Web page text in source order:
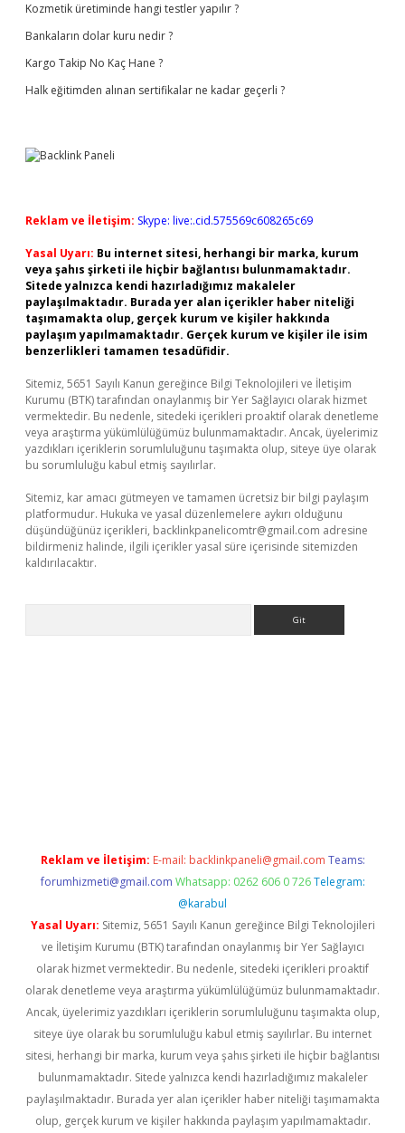
Kozmetik üretiminde hangi testler yapılır ?
Bankaların dolar kuru nedir ?
Kargo Takip No Kaç Hane ?
Halk eğitimden alınan sertifikalar ne kadar geçerli ?
Reklam ve İletişim: Skype: live:.cid.575569c608265c69
Yasal Uyarı: Bu internet sitesi, herhangi bir marka, kurum
veya şahıs şirketi ile hiçbir bağlantısı bulunmamaktadır.
Sitede yalnızca kendi hazırladığımız makaleler
paylaşılmaktadır. Burada yer alan içerikler haber niteliği
taşımamakta olup, gerçek kurum ve kişiler hakkında
paylaşım yapılmamaktadır. Gerçek kurum ve kişiler ile isim
benzerlikleri tamamen tesadüfidir.
Sitemiz, 5651 Sayılı Kanun gereğince Bilgi Teknolojileri ve İletişim
Kurumu (BTK) tarafından onaylanmış bir Yer Sağlayıcı olarak hizmet
vermektedir. Bu nedenle, sitedeki içerikleri proaktif olarak denetleme
veya araştırma yükümlülüğümüz bulunmamaktadır. Ancak, üyelerimiz
yazdıkları içeriklerin sorumluluğunu taşımakta olup, siteye üye olarak
bu sorumluluğu kabul etmiş sayılırlar.
Sitemiz, kar amacı gütmeyen ve tamamen ücretsiz bir bilgi paylaşım
platformudur. Hukuka ve yasal düzenlemelere aykırı olduğunu
düşündüğünüz içerikleri, backlinkpanelicomtr@gmail.com adresine
bildirmeniz halinde, ilgili içerikler yasal süre içerisinde sitemizden
kaldırılacaktır.
Reklam ve İletişim: E-mail: backlinkpaneli@gmail.com Teams:
forumhizmeti@gmail.com Whatsapp: 0262 606 0 726 Telegram:
@karabul
Yasal Uyarı: Sitemiz, 5651 Sayılı Kanun gereğince Bilgi Teknolojileri
ve İletişim Kurumu (BTK) tarafından onaylanmış bir Yer Sağlayıcı
olarak hizmet vermektedir. Bu nedenle, sitedeki içerikleri proaktif
olarak denetleme veya araştırma yükümlülüğümüz bulunmamaktadır.
Ancak, üyelerimiz yazdıkları içeriklerin sorumluluğunu taşımakta olup,
siteye üye olarak bu sorumluluğu kabul etmiş sayılırlar. Bu internet
sitesi, herhangi bir marka, kurum veya şahıs şirketi ile hiçbir bağlantısı
bulunmamaktadır. Sitede yalnızca kendi hazırladığımız makaleler
paylaşılmaktadır. Burada yer alan içerikler haber niteliği taşımamakta
olup, gerçek kurum ve kişiler hakkında paylaşım yapılmamaktadır.